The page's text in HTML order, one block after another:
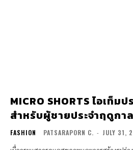
MICRO SHORTS ไอเท็ม
สำหรับผู้ชายประจำฤดูกาล
FASHION PATSARAPORN C. - JULY 31,